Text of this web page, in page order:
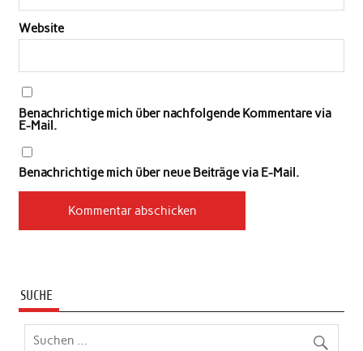
Website
Benachrichtige mich über nachfolgende Kommentare via
E-Mail.
Benachrichtige mich über neue Beiträge via E-Mail.
SUCHE